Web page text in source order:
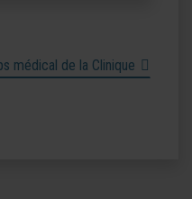
médical de la Clinique